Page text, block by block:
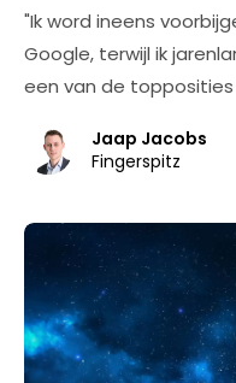
"Ik word ineens
Google, terwijl ik
een van de
Jaap Jacobs
Fingerspitz